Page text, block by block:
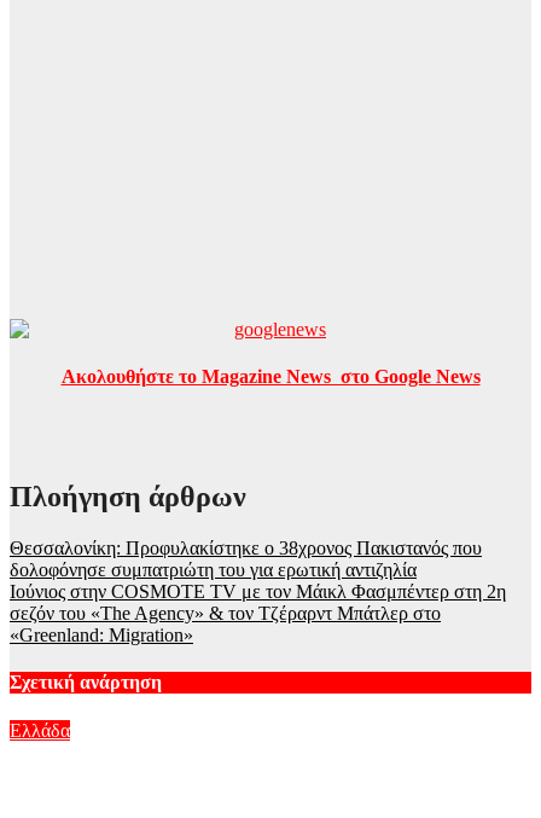
Ακολουθήστε το Magazine News στο Google News
Πλοήγηση άρθρων
Θεσσαλονίκη: Προφυλακίστηκε ο 38χρονος Πακιστανός που
δολοφόνησε συμπατριώτη του για ερωτική αντιζηλία
Ιούνιος στην COSMOTE TV με τον Μάικλ Φασμπέντερ στη 2η
σεζόν του «The Agency» & τον Τζέραρντ Μπάτλερ στο
«Greenland: Migration»
Σχετική ανάρτηση
Ελλάδα